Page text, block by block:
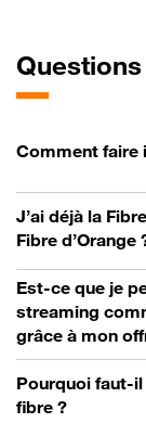
Comment faire
J’ai déjà la
Fibre d’Orange
Est-ce que je
streaming
grâce à mon
Pourquoi faut-il
fibre ?